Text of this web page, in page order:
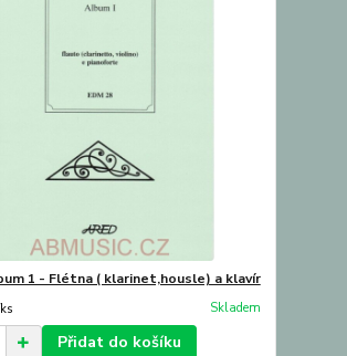
1 - Flétna ( klarinet,housle) a klavír
ks Skladem
Přidat do košíku